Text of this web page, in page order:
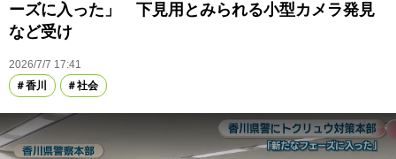
ーズに入った」 下見用とみられる小型カメラ発見
など受け
2026/7/7 17:41
香川
社会